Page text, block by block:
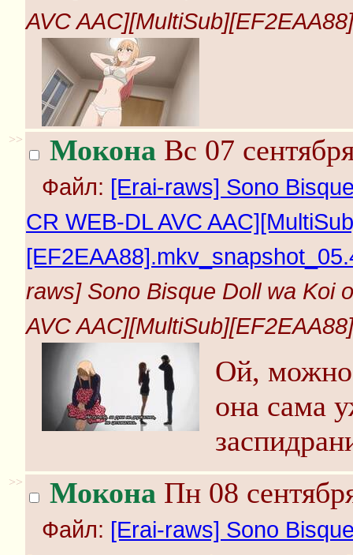
AVC
>> Мокона Вс 07
Файл: [Erai-raws] Sono
CR WEB-DL AVC
raws] Sono Bisque Doll wa Koi
AVC
Ой, можно
она сама
>> Мокона Пн 08
Файл: [Erai-raws] Sono